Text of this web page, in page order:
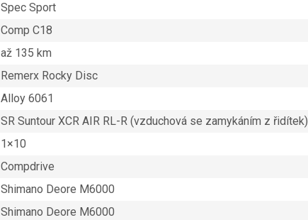
Spec Sport
Comp C18
až 135 km
Remerx Rocky Disc
Alloy 6061
SR Suntour XCR AIR RL-R (vzduchová se zamykáním z řidítek)
1×10
Compdrive
Shimano Deore M6000
Shimano Deore M6000